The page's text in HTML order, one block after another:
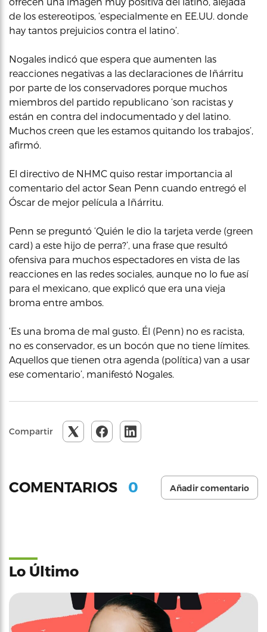
de los estereotipos, ‘especialmente en EE.UU. donde
hay tantos prejuicios contra el latino’.
Nogales indicó que espera que aumenten las
reacciones negativas a las declaraciones de Iñárritu
por parte de los conservadores porque muchos
miembros del partido republicano ‘son racistas y
están en contra del indocumentado y del latino.
Muchos creen que les estamos quitando los trabajos’,
afirmó.
El directivo de NHMC quiso restar importancia al
comentario del actor Sean Penn cuando entregó el
Óscar de mejor película a Iñárritu.
Penn se preguntó ‘Quién le dio la tarjeta verde (green
card) a este hijo de perra?’, una frase que resultó
ofensiva para muchos espectadores en vista de las
reacciones en las redes sociales, aunque no lo fue así
para el mexicano, que explicó que era una vieja
broma entre ambos.
‘Es una broma de mal gusto. Él (Penn) no es racista,
no es conservador, es un bocón que no tiene límites.
Aquellos que tienen otra agenda (política) van a usar
ese comentario’, manifestó Nogales.
Compartir
COMENTARIOS 0 Añadir comentario
Lo Último